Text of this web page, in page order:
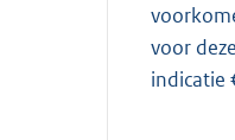
voor
indicatie